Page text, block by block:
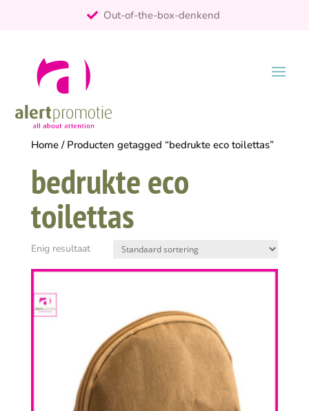
Out-of-the-box-denkend
Home/ Producten getagged “bedrukte eco toilettas”
bedrukte eco
toilettas
Enig resultaat